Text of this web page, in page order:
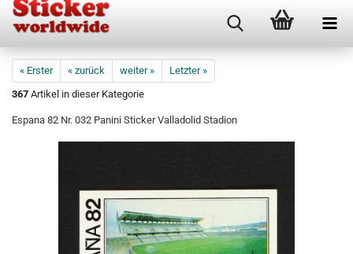
« Erster « zurück weiter »
Letzter »
367 Artikel in dieser Kategorie
Espana 82 Nr. 032 Panini Sticker Valladolid Stadion